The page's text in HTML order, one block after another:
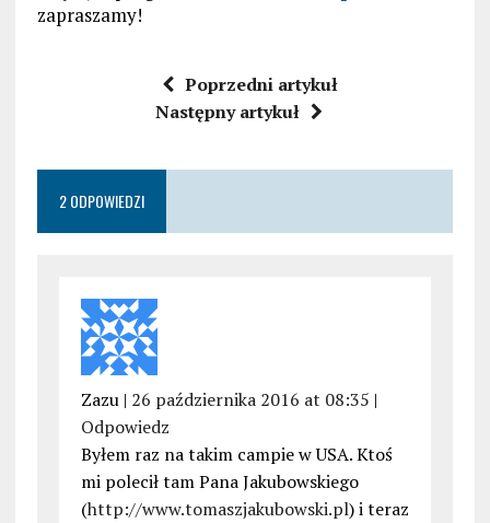
zapraszamy!
Poprzedni artykuł
Następny artykuł
2 ODPOWIEDZI
Zazu | 26 października 2016 at 08:35 |
Odpowiedz
Byłem raz na takim campie w USA. Ktoś
mi polecił tam Pana Jakubowskiego
(http://www.tomaszjakubowski.pl) i teraz